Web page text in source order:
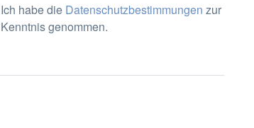
Ich habe die Datenschutzbestimmungen zur
Kenntnis genommen.